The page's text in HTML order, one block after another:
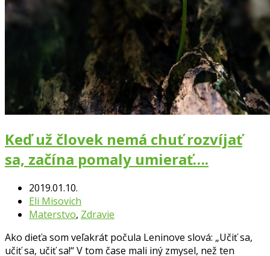
Keď už človek nemá chuť rozvíjať
sa, začína pomaly umierať….
2019.01.10.
Eli Misovich
Materstvo, Zdravie
Ako dieťa som veľakrát počula Leninove slová: „Učiť sa,
učiť sa, učiť sa!“ V tom čase mali iný zmysel, než ten